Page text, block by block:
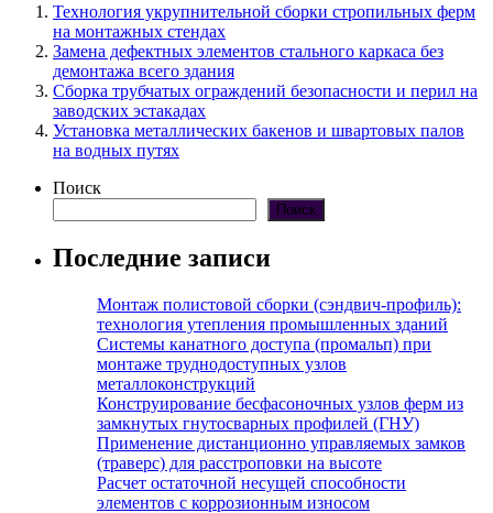
Технология укрупнительной сборки стропильных ферм
на монтажных стендах
Замена дефектных элементов стального каркаса без
демонтажа всего здания
Сборка трубчатых ограждений безопасности и перил на
заводских эстакадах
Установка металлических бакенов и швартовых палов
на водных путях
Поиск
Поиск
Последние записи
Монтаж полистовой сборки (сэндвич-профиль):
технология утепления промышленных зданий
Системы канатного доступа (промальп) при
монтаже труднодоступных узлов
металлоконструкций
Конструирование бесфасоночных узлов ферм из
замкнутых гнутосварных профилей (ГНУ)
Применение дистанционно управляемых замков
(траверс) для расстроповки на высоте
Расчет остаточной несущей способности
элементов с коррозионным износом